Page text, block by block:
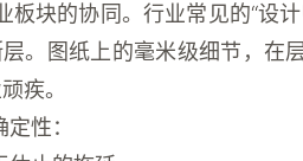
块的协同。行业常见的“设
。图纸上的毫米级细节，在
疾。
性：